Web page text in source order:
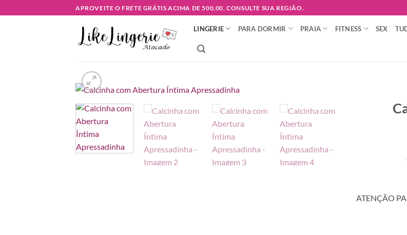
to
APROVEITE O FRETE GRÁTIS ACIMA DE 500,00, CONSULTE SUA REGIÃO.
LINGERIE PARA DORMIR PRAIA FITNESS SEX
Adicionar
à lista de
desejos
ATENÇÃO